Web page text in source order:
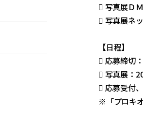
 写真展Ｄ
 写真展ネ
【日程】
 応募締切
 写真展：
 応募受付
※「プロキ